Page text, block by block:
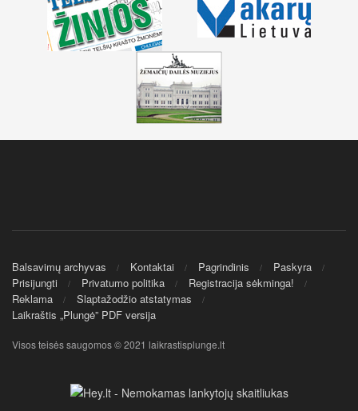
Balsavimų archyvas Kontaktai Pagrindinis
Paskyra
Prisijungti
Privatumo politika
Registracija sėkminga!
Reklama
Slaptažodžio atstatymas
Laikraštis „Plungė” PDF versija
Visos teisės saugomos © 2021 laikrastisplunge.lt